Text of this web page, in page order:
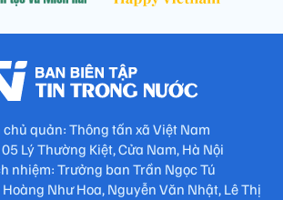
quản: Thông tấn xã Việt Nam
Lý Thường Kiệt, Cửa Nam, Hà Nội
nhiệm: Trưởng ban Trần Ngọc Tú
Như Hoa, Nguyễn Văn Nhật, Lê Thị